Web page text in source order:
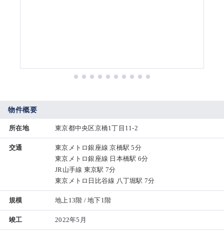
物件概要
所在地 東京都中央区京橋1丁目11-2
交通
東京メトロ銀座線 京橋駅 5分
東京メトロ銀座線 日本橋駅 6分
JR山手線 東京駅 7分
東京メトロ日比谷線 八丁堀駅 7分
規模 地上13階 / 地下1階
竣工 2022年5月